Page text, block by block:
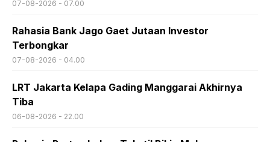
07-08-2026 - 07.00
Rahasia Bank Jago Gaet Jutaan Investor
Terbongkar
07-08-2026 - 04.00
LRT Jakarta Kelapa Gading Manggarai Akhirnya
Tiba
06-08-2026 - 22.00